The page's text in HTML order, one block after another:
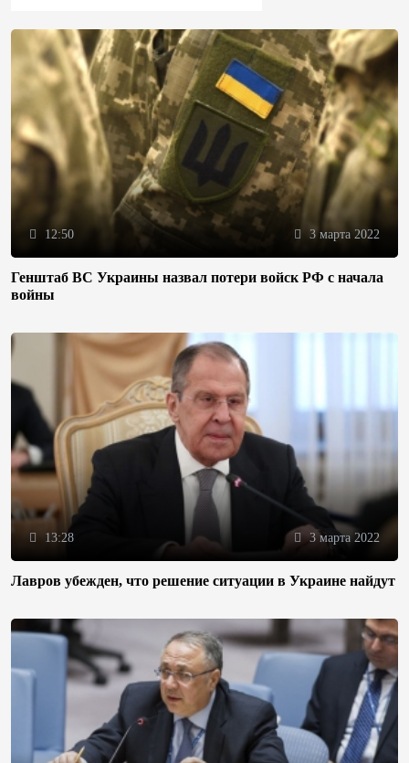
12:50 3 марта 2022
Генштаб ВС Украины назвал потери войск РФ с начала
войны
13:28 3 марта 2022
Лавров убежден, что решение ситуации в Украине найдут